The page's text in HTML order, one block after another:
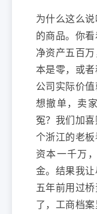
为什么这么
的商品。你
净资产五百
本是零，或
公司实际价值
想撤单，卖
冤？我们加
个浙江的老
资本一千万
金。结果我
五年前用过
了，工商档